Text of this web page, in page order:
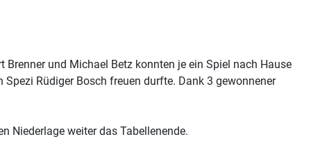
und Michael Betz konnten je ein Spiel nach Hause
Rüdiger Bosch freuen durfte. Dank 3 gewonnener
Niederlage weiter das Tabellenende.